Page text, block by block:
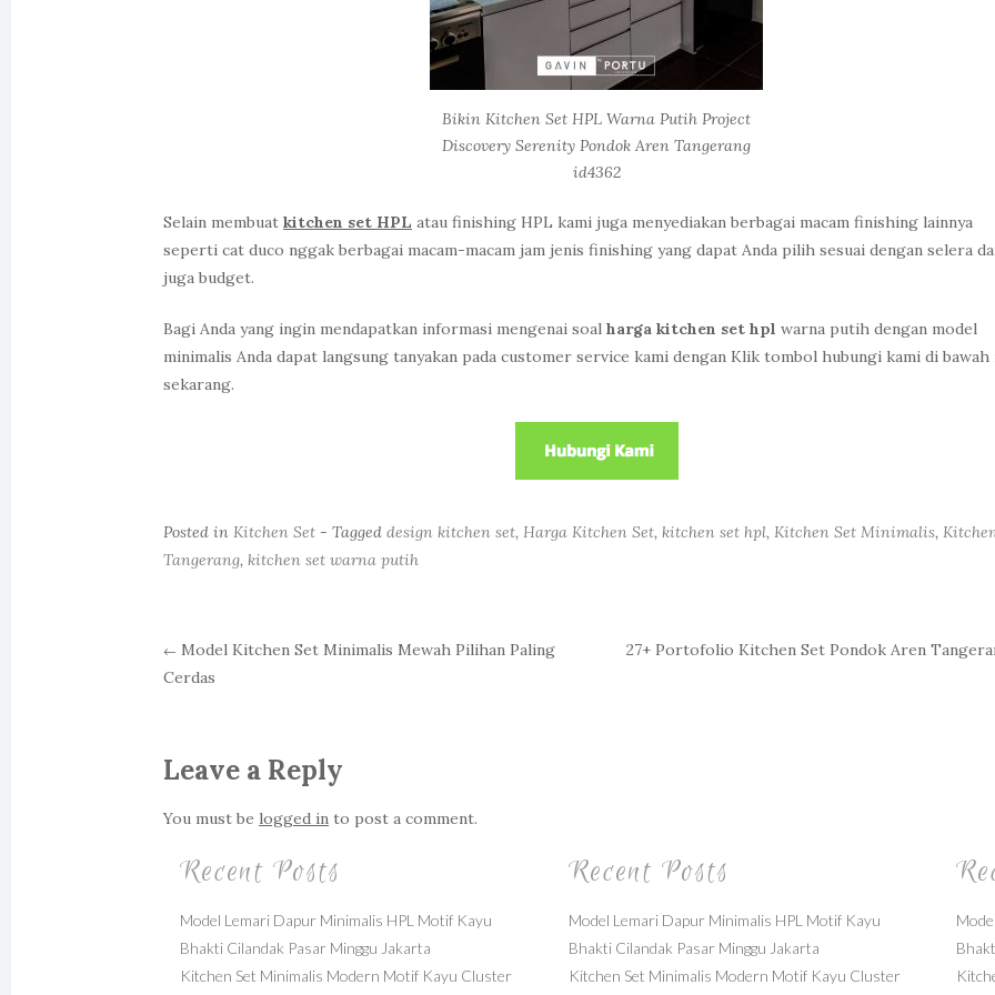
Bikin Kitchen Set HPL Warna Putih Project
Discovery Serenity Pondok Aren Tangerang
id4362
Selain membuat kitchen set HPL atau finishing HPL kami juga menyediakan berbagai macam finishing lainnya
seperti cat duco nggak berbagai macam-macam jam jenis finishing yang dapat Anda pilih sesuai dengan selera
juga budget.
Bagi Anda yang ingin mendapatkan informasi mengenai soal harga kitchen set hpl warna putih dengan model
minimalis Anda dapat langsung tanyakan pada customer service kami dengan Klik tombol hubungi kami di bawah
sekarang.
Posted in Kitchen Set - Tagged design kitchen set, Harga Kitchen Set, kitchen set hpl, Kitchen Set Minimalis,
Tangerang, kitchen set warna putih
Post navigation
← Model Kitchen Set Minimalis Mewah Pilihan Paling
Cerdas
27+ Portofolio Kitchen Set Pondok Aren
Leave a Reply
You must be logged in to post a comment.
Recent Posts
Model Lemari Dapur Minimalis HPL Motif Kayu
Bhakti Cilandak Pasar Minggu Jakarta
Kitchen Set Minimalis Modern Motif Kayu Cluster
Recent Posts
Model Lemari Dapur Minimalis HPL Motif Kayu
Bhakti Cilandak Pasar Minggu Jakarta
Kitchen Set Minimalis Modern Motif Kayu Cluster